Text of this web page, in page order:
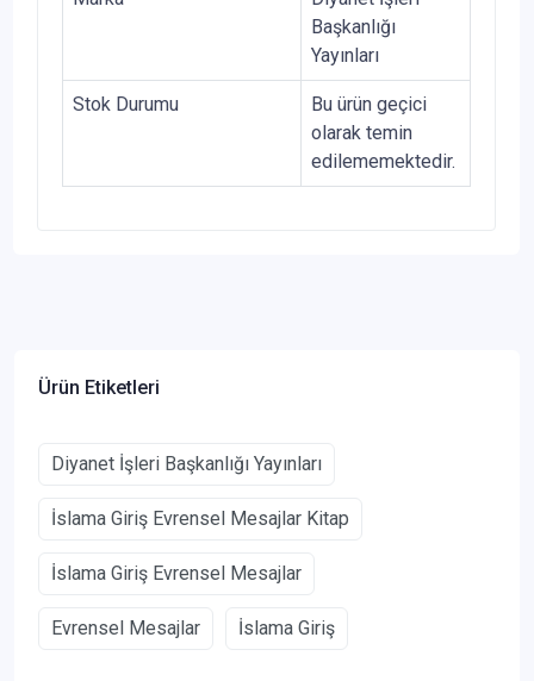
Başkanlığı
Yayınları
Stok Durumu
Bu ürün geçici
olarak temin
edilememektedir.
Ürün Etiketleri
Diyanet İşleri Başkanlığı Yayınları
İslama Giriş Evrensel Mesajlar Kitap
İslama Giriş Evrensel Mesajlar
Evrensel Mesajlar İslama Giriş